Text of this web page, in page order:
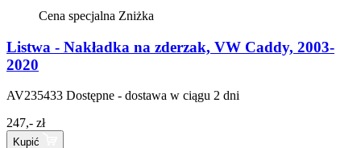
Cena specjalna Zniżka
Listwa - Nakładka na zderzak, VW Caddy, 2003-
2020
AV235433 Dostępne - dostawa w ciągu 2 dni
247,- zł
Kupić